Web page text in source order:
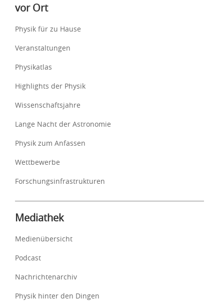
vor Ort
Physik für zu Hause
Veranstaltungen
Physikatlas
Highlights der Physik
Wissenschaftsjahre
Lange Nacht der Astronomie
Physik zum Anfassen
Wettbewerbe
Forschungsinfrastrukturen
Mediathek
Medienübersicht
Podcast
Nachrichtenarchiv
Physik hinter den Dingen